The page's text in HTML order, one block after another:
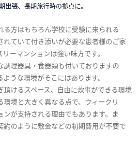
出張、長期旅行時の拠点に。
る方はもちろん学校に受験に来られる
れていて付き添いが必要な患者様のご家
ーマンションは強い味方です。
調理器具・食器類も付いておりますの
うな環境がそこにはあります。
頂けるスペース、自由に炊事ができる環境
環境と大きく異なる点で、ウィークリ
ンが支持される理由でもあります。ま
約のように敷金などの初期費用が不要で